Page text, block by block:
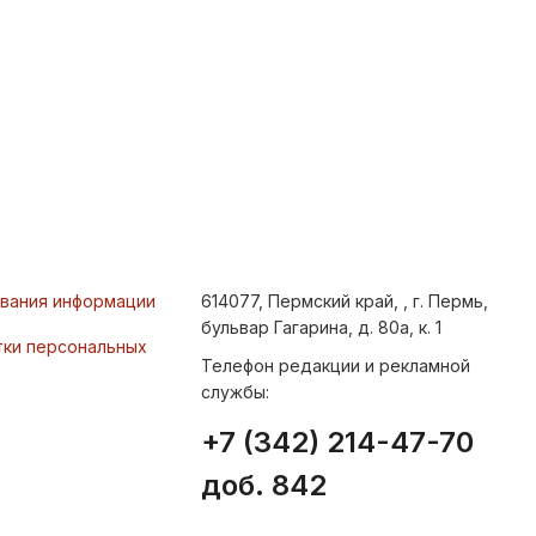
информации
персональных
614077, Пермский край, , г. Пермь,
бульвар Гагарина, д. 80а, к. 1
Телефон редакции и рекламной
службы:
+7 (342) 214-47-70
доб. 842